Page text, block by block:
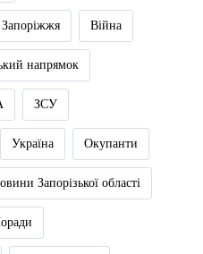
Війна
напрямок
ЗСУ
Україна Окупанти
Запорізької області